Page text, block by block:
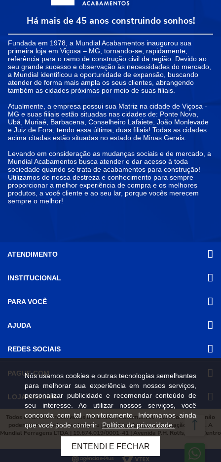
Há mais de 45 anos construindo sonhos!
Fundada em 1978, a Mundial Acabamentos inaugurou sua
primeira loja em Viçosa – MG, tornando-se, rapidamente,
referência para o ramo de construção civil da região. Devido ao
seu grande sucesso e observação às necessidades do mercado,
a Mundial identificou a oportunidade de expansão, buscando
atender de forma mais ampla os seus clientes, abrangendo
também as cidades próximas por meio de suas filiais.
Atualmente, a empresa possui sua Matriz na cidade de Viçosa -
MG e suas filiais estão situadas nas cidades de: Ponte Nova,
Ubá, Muriaé, Barbacena, Conselheiro Lafaiete, João Monlevade
e Juiz de Fora, tendo essa última, duas filiais! Todas as cidades
acima citadas estão situadas no estado de Minas Gerais.
Levando em consideração as mudanças sociais e de mercado, a
Mundial Acabamentos busca atender e dar acesso à toda
sociedade quando se trata de acabamentos para construção!
Utilizamos de nossa destreza e conhecimento para sempre
proporcionar a melhor experiência de compra e os melhores
produtos, a você cliente e ao seu lar, porque vocês merecem
sempre o melhor!
ATENDIMENTO
Sábado das 8h às 12h
(31) 3611-8200 Loja Física
INSTITUCIONAL
Nossas Lojas
Programa de
Relacionamento
Trabalhe Conosco
PARA VOCÊ
Minha conta
Revistas
AJUDA
Dúvidas
Frete e Entrega
Trocas e
Devoluções
Política de
Privacidade e
Segurança
REDES SOCIAIS
PAGUE COM
LOJA SEGURA
Todos os direitos reservados à Mundial Acabamentos - As informações não
podem ser reproduzidas total ou parcialmente sem autorização prévia. A
Mundial Ferragens LTDA | 19.674.019/0001-41 | Avenida P.H. Rolfs, 215 , Centro
Nós usamos cookies e outras tecnologias semelhantes
para melhorar sua experiência em nossos serviços,
personalizar publicidade e recomendar conteúdo de
seu interesse. Ao utilizar nossos serviços, você
concorda com tal monitoramento. Informamos ainda
que você pode conferir Política de privacidade.
ENTENDI E FECHAR